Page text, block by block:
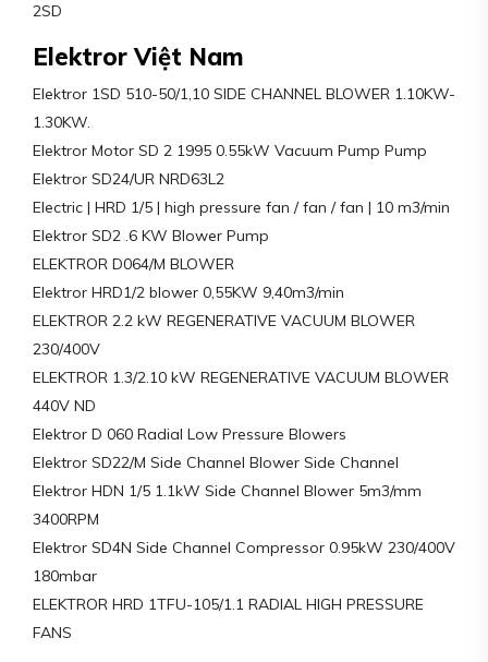
2SD
Elektror Việt Nam
Elektror 1SD 510-50/1,10 SIDE CHANNEL BLOWER 1.10KW-
1.30KW.
Elektror Motor SD 2 1995 0.55kW Vacuum Pump Pump
Elektror SD24/UR NRD63L2
Electric | HRD 1/5 | high pressure fan / fan / fan | 10 m3/min
Elektror SD2 .6 KW Blower Pump
ELEKTROR D064/M BLOWER
Elektror HRD1/2 blower 0,55KW 9,40m3/min
ELEKTROR 2.2 kW REGENERATIVE VACUUM BLOWER
230/400V
ELEKTROR 1.3/2.10 kW REGENERATIVE VACUUM BLOWER
440V ND
Elektror D 060 Radial Low Pressure Blowers
Elektror SD22/M Side Channel Blower Side Channel
Elektror HDN 1/5 1.1kW Side Channel Blower 5m3/mm
3400RPM
Elektror SD4N Side Channel Compressor 0.95kW 230/400V
180mbar
ELEKTROR HRD 1TFU-105/1.1 RADIAL HIGH PRESSURE
FANS